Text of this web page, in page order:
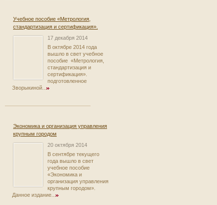
Учебное пособие «Метрология,
стандартизация и сертификация».
17 декабря 2014
В октябре 2014 года
вышло в свет учебное
пособие «Метрология,
стандартизация и
сертификация».
подготовленное
Зворыкиной...
Экономика и организация управления
крупным городом
20 октября 2014
В сентябре текущего
года вышло в свет
учебное пособие
«Экономика и
организация управления
крупным городом».
Данное издание...